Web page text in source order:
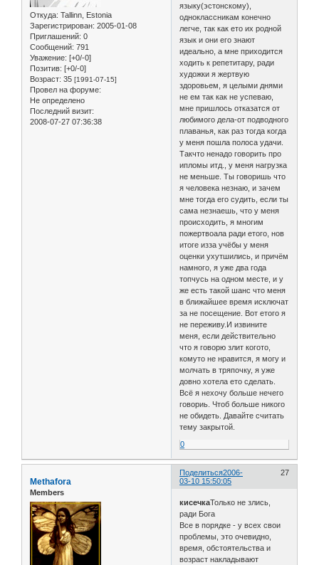
Откуда: Tallinn, Estonia
Зарегистрирован: 2005-01-08
Приглашений: 0
Сообщений: 791
Уважение: [+0/-0]
Позитив: [+0/-0]
Возраст: 35 [1991-07-15]
Провел на форуме:
Не определено
Последний визит:
2008-07-27 07:36:38
языку(эстонскому),
одноклассникам конечно
легче, так как ето их родной
язык и они его знают
идеально, а мне приходится
ходить к репетитару, ради
художки я жертвую
здоровьем, я целыми днями
не ем так как не успеваю,
мне пришлось отказатся от
любимого дела-от подводного
плаванья, как раз тогда когда
у меня пошла полоса удачи.
Такчто ненадо говорить про
ипломы итд., у меня нагрузка
не меньше. Ты говоришь что
я человека незнаю, и зачем
мне тогда его судить, если ты
сама незнаешь, что у меня
происходить, я многим
пожертвоала ради етого, нов
итоге изза учёбы у меня
оценки ухутшились, и причём
намного, я уже два года
топчусь на одном месте, и у
же есть такой шанс что меня
в ближайшее время исключат
за не посещение. Вот етого я
не переживу.И извините
меня, если действительно
что я говорю злит когото,
комуто не нравится, я могу и
молчать в тряпочку, я уже
довно хотела ето сделать.
Всё я нехочу больше нечего
говориь. Чтоб больше никого
не обидеть. Давайте считать
тему закрытой.
0
Поделиться 27
2006-
03-10 15:50:05
Methafora
Members
кисечкаТолько не злись,
ради Бога
Все в порядке - у всех свои
проблемы, это очевидно,
время, обстоятельства и
возраст накладывают